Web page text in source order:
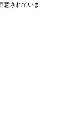
意されていま